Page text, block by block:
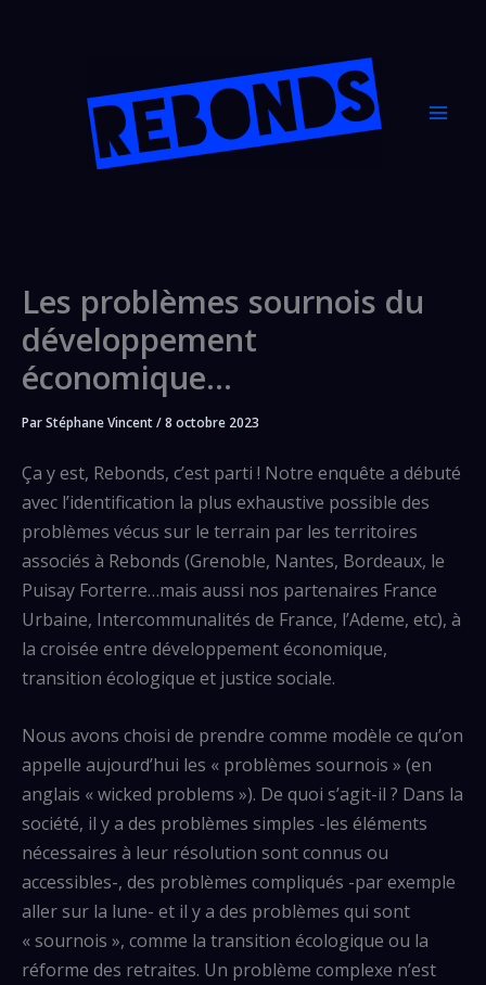
Les problèmes sournois du
développement
économique…
ParStéphane Vincent/8 octobre 2023
Ça y est, Rebonds, c’est parti ! Notre enquête a débuté
avec l’identification la plus exhaustive possible des
problèmes vécus sur le terrain par les territoires
associés à Rebonds (Grenoble, Nantes, Bordeaux, le
Puisay Forterre…mais aussi nos partenaires France
Urbaine, Intercommunalités de France, l’Ademe, etc), à
la croisée entre développement économique,
transition écologique et justice sociale.
Nous avons choisi de prendre comme modèle ce qu’on
appelle aujourd’hui les « problèmes sournois » (en
anglais « wicked problems »). De quoi s’agit-il ? Dans la
société, il y a des problèmes simples -les éléments
nécessaires à leur résolution sont connus ou
accessibles-, des problèmes compliqués -par exemple
aller sur la lune- et il y a des problèmes qui sont
« sournois », comme la transition écologique ou la
réforme des retraites. Un problème complexe n’est